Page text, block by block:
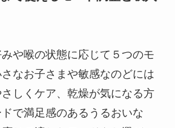
や喉の状態に応じて５つのモ
なお子さまや敏感なのどには
しくケア、乾燥が気になる方
で満足感のあるうるおいな